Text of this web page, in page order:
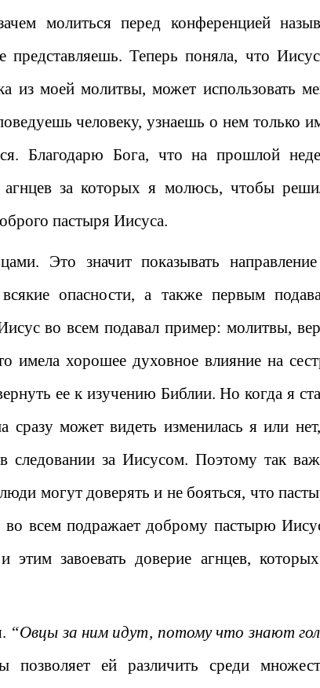
молиться перед конференцией
Теперь поняла, что
из моей молитвы, может использовать
человеку, узнаешь о нем только
Благодарю Бога, что на прошлой
за которых я молюсь, чтобы
пастыря Иисуса.
Это значит показывать
опасности, а также первым
во всем подавал пример: молитвы,
имела хорошее духовное влияние на
ее к изучению Библии. Но когда я
сразу может видеть изменилась я или
следовании за Иисусом. Поэтому так
могут доверять и не бояться, что
во всем подражает доброму пастырю
завоевать доверие агнцев,
“Овцы за ним идут, потому что знают
ей различить среди